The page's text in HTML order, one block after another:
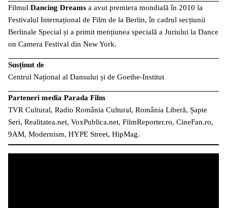
Filmul Dancing Dreams a avut premiera mondială în 2010 la
Festivalul Internațional de Film de la Berlin, în cadrul secțiunii
Berlinale Special și a primit mențiunea specială a Juriului la Dance
on Camera Festival din New York.
Susținut de
Centrul Național al Dansului și de Goethe-Institut
Parteneri media Parada Film
TVR Cultural, Radio România Cultural, România Liberă, Șapte
Seri, Realitatea.net, VoxPublica.net, FilmReporter.ro, CineFan.ro,
9AM, Modernism, HYPE Street, HipMag.